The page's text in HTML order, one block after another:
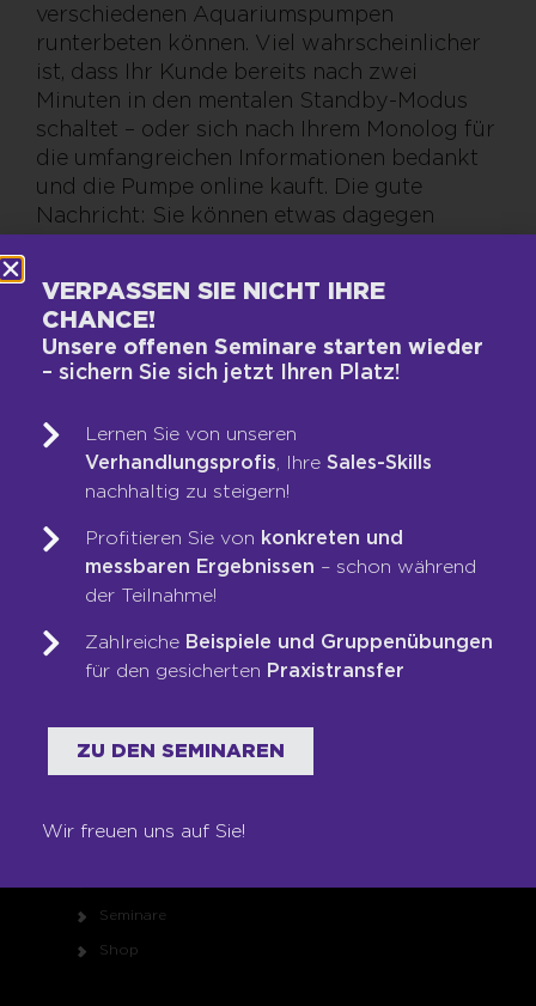
verschiedenen Aquariumspumpen
runterbeten können. Viel wahrscheinlicher
ist, dass Ihr Kunde bereits nach zwei
Minuten in den mentalen Standby-Modus
schaltet – oder sich nach Ihrem Monolog für
die umfangreichen Informationen bedankt
und die Pumpe online kauft. Die gute
Nachricht: Sie können etwas dagegen
Vertriebs-DNA-Gutachten®
Next-Generation-Sales-Workshop
Blended Learning
LOOP-Prozess®
WER WIR SIND
Unsere Werte
Auszeichnungen
Seminare
Shop
VERPASSEN SIE NICHT IHRE
CHANCE!
Unsere offenen Seminare starten wieder
– sichern Sie sich jetzt Ihren Platz!
Lernen Sie von unseren
Verhandlungsprofis, IhreSales-Skills
nachhaltig zu steigern!
Profitieren Sie von konkreten und
messbaren Ergebnissen – schon während
der Teilnahme!
Zahlreiche Beispiele und Gruppenübungen
für den gesicherten Praxistransfer
ZU DEN SEMINAREN
Wir freuen uns auf Sie!